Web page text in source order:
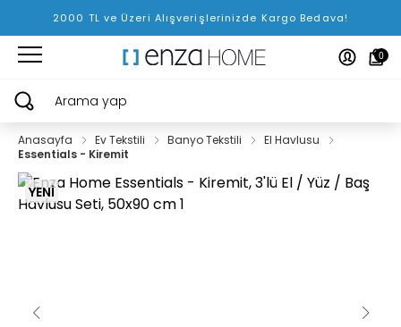
2000 TL ve Üzeri Alışverişlerinizde Kargo Bedava!
0
Arama yap
Anasayfa Ev Tekstili Banyo Tekstili
El Havlusu
Essentials - Kiremit
YENİ